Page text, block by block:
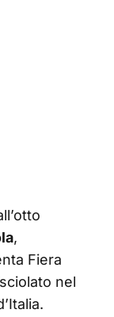
,
Fiera
nel